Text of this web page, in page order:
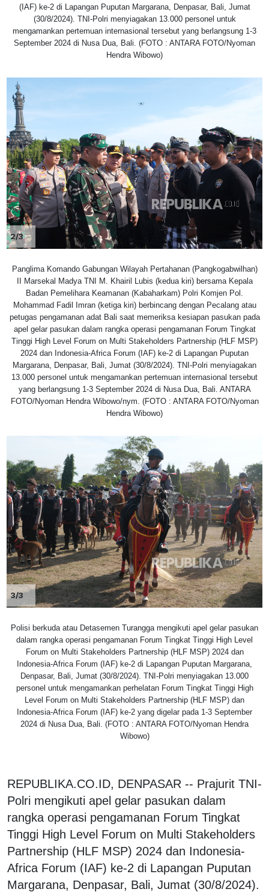
(IAF) ke-2 di Lapangan Puputan Margarana, Denpasar, Bali, Jumat
(30/8/2024). TNI-Polri menyiagakan 13.000 personel untuk
mengamankan pertemuan internasional tersebut yang berlangsung 1-3
September 2024 di Nusa Dua, Bali. (FOTO : ANTARA FOTO/Nyoman
Hendra Wibowo)
2/3
Panglima Komando Gabungan Wilayah Pertahanan (Pangkogabwilhan)
II Marsekal Madya TNI M. Khairil Lubis (kedua kiri) bersama Kepala
Badan Pemelihara Keamanan (Kabaharkam) Polri Komjen Pol.
Mohammad Fadil Imran (ketiga kiri) berbincang dengan Pecalang atau
petugas pengamanan adat Bali saat memeriksa kesiapan pasukan pada
apel gelar pasukan dalam rangka operasi pengamanan Forum Tingkat
Tinggi High Level Forum on Multi Stakeholders Partnership (HLF MSP)
2024 dan Indonesia-Africa Forum (IAF) ke-2 di Lapangan Puputan
Margarana, Denpasar, Bali, Jumat (30/8/2024). TNI-Polri menyiagakan
13.000 personel untuk mengamankan pertemuan internasional tersebut
yang berlangsung 1-3 September 2024 di Nusa Dua, Bali. ANTARA
FOTO/Nyoman Hendra Wibowo/nym. (FOTO : ANTARA FOTO/Nyoman
Hendra Wibowo)
3/3
Polisi berkuda atau Detasemen Turangga mengikuti apel gelar pasukan
dalam rangka operasi pengamanan Forum Tingkat Tinggi High Level
Forum on Multi Stakeholders Partnership (HLF MSP) 2024 dan
Indonesia-Africa Forum (IAF) ke-2 di Lapangan Puputan Margarana,
Denpasar, Bali, Jumat (30/8/2024). TNI-Polri menyiagakan 13.000
personel untuk mengamankan perhelatan Forum Tingkat Tinggi High
Level Forum on Multi Stakeholders Partnership (HLF MSP) dan
Indonesia-Africa Forum (IAF) ke-2 yang digelar pada 1-3 September
2024 di Nusa Dua, Bali. (FOTO : ANTARA FOTO/Nyoman Hendra
Wibowo)
REPUBLIKA.CO.ID, DENPASAR -- Prajurit TNI-
Polri mengikuti apel gelar pasukan dalam
rangka operasi pengamanan Forum Tingkat
Tinggi High Level Forum on Multi Stakeholders
Partnership (HLF MSP) 2024 dan Indonesia-
Africa Forum (IAF) ke-2 di Lapangan Puputan
Margarana, Denpasar, Bali, Jumat (30/8/2024).